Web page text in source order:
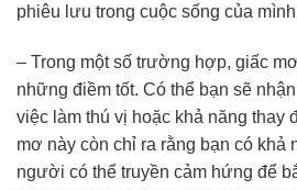
phiêu lưu trong cuộc sống của
– Trong một số trường hợp, giấc
những điềm tốt. Có thể bạn sẽ
việc làm thú vị hoặc khả năng thay
mơ này còn chỉ ra rằng bạn có khả
người có thể truyền cảm hứng để